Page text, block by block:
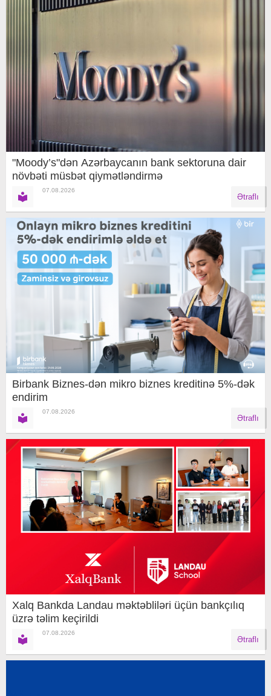
"Moody’s"dən Azərbaycanın bank sektoruna dair
növbəti müsbət qiymətləndirmə
07.08.2026
Ətraflı
Birbank Biznes-dən mikro biznes kreditinə 5%-dək
endirim
07.08.2026
Ətraflı
Xalq Bankda Landau məktəbliləri üçün bankçılıq
üzrə təlim keçirildi
07.08.2026
Ətraflı